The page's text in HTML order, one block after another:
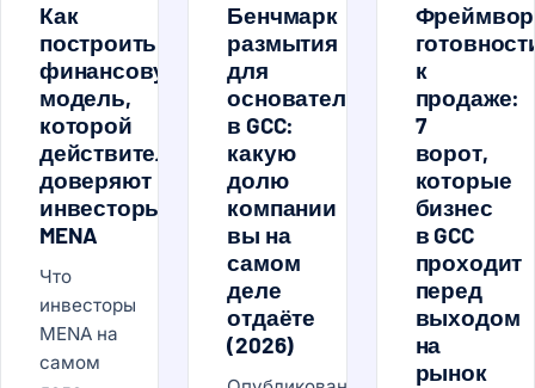
Как
построить
финансовую
модель,
которой
действительно
доверяют
инвесторы
MENA
Что
инвесторы
MENA на
самом
Бенчмарк
размытия
для
основателей
в GCC:
какую
долю
компании
вы на
самом
деле
отдаёте
(2026)
к
продаже:
7
ворот,
которые
бизнес
в GCC
проходит
перед
выходом
на
рынок